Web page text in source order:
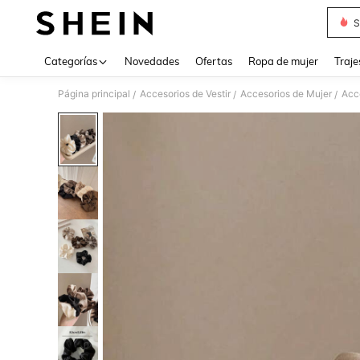
Categorías Novedades Ofertas Ropa de mujer
Página principal / Accesorios de Vestir / Accesorios de Mujer /